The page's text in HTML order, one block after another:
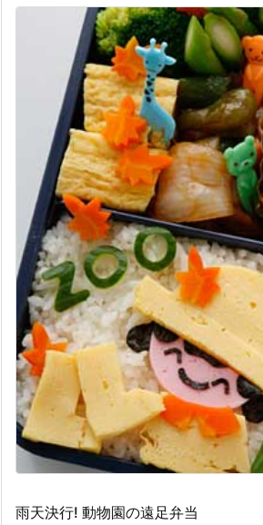
雨天決行! 動物園の遠足弁当